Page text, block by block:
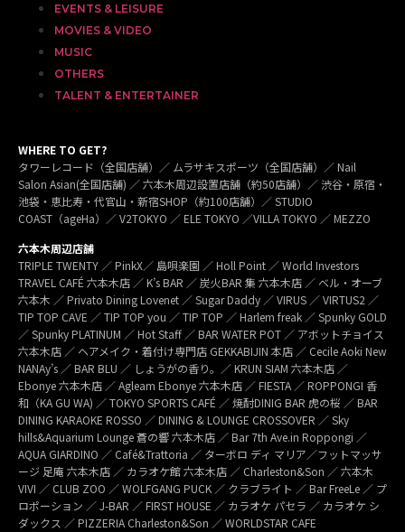
EVENTS & LEISURE
MOVIES & VIDEO
MUSIC
OTHERS
TALENT & ENTERTAINER
WHERE TO GET?
タワーレコード（全国店舗）／ ムラサキスポーツ（全国店舗）／ Nail
Salon Asian(全国店舗) ／ 六本木周辺設置店舗（約50店舗）／ 渋谷・原宿・
池袋・恵比寿・代官山・新宿SHOP（約100店舗）／ STUDIO
COAST（ageHa）／ V2TOKYO ／ ELE TOKYO ／VILLA TOKYO ／ MEZZO
六本木周辺店舗
TRIPLE TWENTY ／ PinkX／ 島唄楽園 ／ Holl Point ／ World Investors
TRAVEL CAFÉ 六本木店 ／ K’s BAR ／ 炭火BAR 集 六本木店 ／ ベル・オーブ
六本木 ／ Privato Dining Lovenet ／ Sugar Daddy ／ VIRUS ／ VIRTUS2 ／
TIP TOP CAVE ／ TIP TOP you ／ TIP TOP ／ Harlem freak ／ Spunky GOLD
／ Spunky PLATINUM ／ Hot Staff ／ BAR WATER POT ／ アボットチョイス
六本木店 ／ ヘアメイク・着付け専門店 GEKKABIJIN 本店 ／ Cecile Aoki New
NANAy’s ／ BAR BLU ／ しょうがの香り。／ KRUN SIAM 六本木店 ／
Ebonye 六本木店 ／ Agleam Ebonye 六本木店 ／ FIESTA ／ ROPPONGI 香
和（KA GU WA) ／ TOKYO SPORTS CAFÉ ／ 焼酎DINIG BAR 虎の桜 ／ BAR
DINING KARAOKE ROSSO ／ DINING & LOUNGE CROSSOVER ／ Sky
hills&Aquarium Lounge 蒼の響 六本木店 ／ Bar 7th Ave.in Roppongi ／
AQUA GIARDINO ／ Café&Trattoria ／ ターボロ ディ マリア／フットマッサ
ージ 足庵 六本木店 ／ カラオケ館 六本木店 ／ Charleston&Son ／ 六本木
VIVI ／ CLUB ZOO ／ WOLFGANG PUCK ／ クラブライト ／ Bar FreeLe ／ プ
ロポーション ／ J-BAR ／ FIRST HOUSE ／ カラオケ パセラ ／ カラオケ シ
ダックス ／ PIZZERIA Charleston&Son ／ WORLDSTAR CAFE